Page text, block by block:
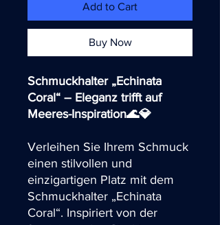
Add to Cart
Buy Now
Schmuckhalter „Echinata
Coral“ – Eleganz trifft auf
Meeres-Inspiration🌊💎
Verleihen Sie Ihrem Schmuck
einen stilvollen und
einzigartigen Platz mit dem
Schmuckhalter „Echinata
Coral“. Inspiriert von der